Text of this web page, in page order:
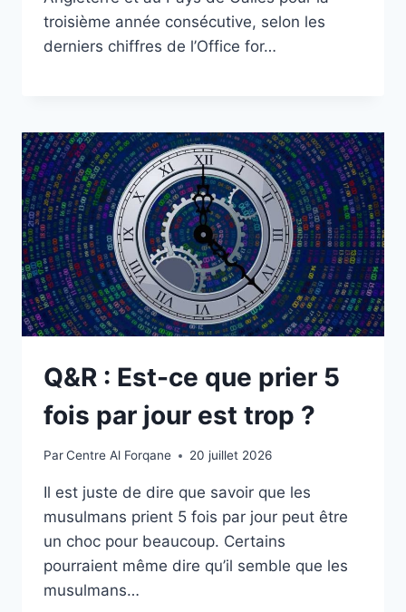
troisième année consécutive, selon les
derniers chiffres de l’Office for…
Q&R : Est-ce que prier 5
fois par jour est trop ?
ParCentre Al Forqane 20 juillet 2026
Il est juste de dire que savoir que les
musulmans prient 5 fois par jour peut être
un choc pour beaucoup. Certains
pourraient même dire qu’il semble que les
musulmans…